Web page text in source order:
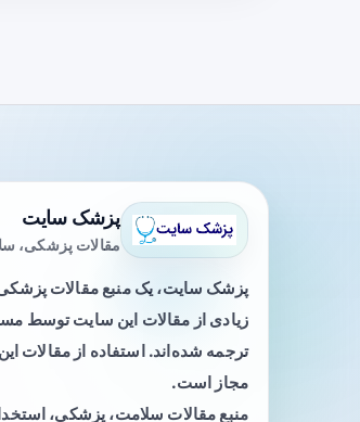
پزشک سایت
مقالات پزشکی،
پزشک سایت، یک منبع مقالات
زیادی از مقالات این سایت توسط
ترجمه شده‌اند. استفاده از مقالات
مجاز است.
منبع مقالات سلامت، پزشکی،